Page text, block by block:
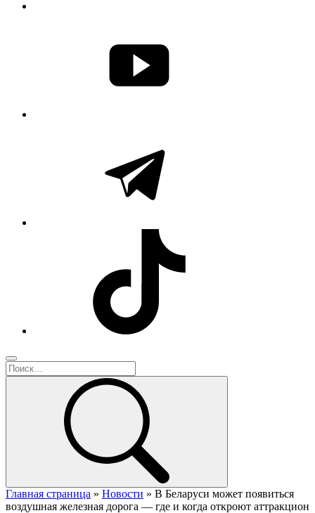
Главная страница » Новости » В Беларуси может появиться
воздушная железная дорога — где и когда откроют аттракцион